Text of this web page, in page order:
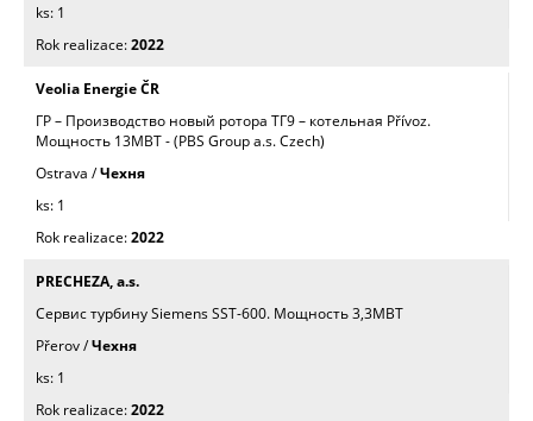
1
2022
Veolia Energie ČR
ГP – Производство новый роторa ТГ9 – котельная Přívoz.
Mощность 13МВТ - (PBS Group a.s. Czech)
Ostrava /Чехня
1
2022
PRECHEZA, a.s.
Сервис турбинy Siemens SST-600. Mощность 3,3МВТ
Přerov /Чехня
1
2022